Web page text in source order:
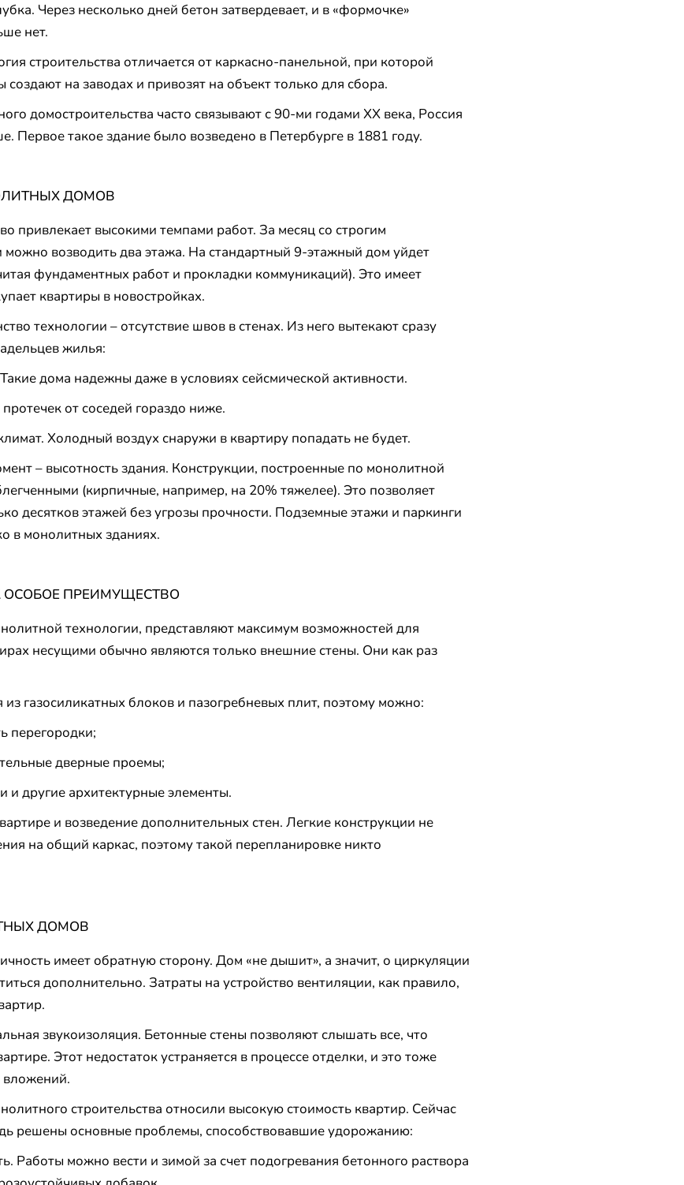
Через несколько дней бетон затвердевает, и в «формочке»
нет.
строительства отличается от каркасно-панельной, при которой
создают на заводах и привозят на объект только для сбора.
домостроительства часто связывают с 90-ми годами XX века, Россия
Первое такое здание было возведено в Петербурге в 1881 году.
ДОМОВ
привлекает высокими темпами работ. За месяц со строгим
возводить два этажа. На стандартный 9-этажный дом уйдет
фундаментных работ и прокладки коммуникаций). Это имеет
квартиры в новостройках.
технологии – отсутствие швов в стенах. Из него вытекают сразу
жилья:
дома надежны даже в условиях сейсмической активности.
от соседей гораздо ниже.
Холодный воздух снаружи в квартиру попадать не будет.
– высотность здания. Конструкции, построенные по монолитной
(кирпичные, например, на 20% тяжелее). Это позволяет
десятков этажей без угрозы прочности. Подземные этажи и паркинги
в монолитных зданиях.
ОСОБОЕ ПРЕИМУЩЕСТВО
технологии, представляют максимум возможностей для
несущими обычно являются только внешние стены. Они как раз
газосиликатных блоков и пазогребневых плит, поэтому можно:
перегородки;
дверные проемы;
и другие архитектурные элементы.
и возведение дополнительных стен. Легкие конструкции не
на общий каркас, поэтому такой перепланировке никто
ДОМОВ
имеет обратную сторону. Дом «не дышит», а значит, о циркуляции
дополнительно. Затраты на устройство вентиляции, как правило,
звукоизоляция. Бетонные стены позволяют слышать все, что
Этот недостаток устраняется в процессе отделки, и это тоже
вложений.
строительства относили высокую стоимость квартир. Сейчас
решены основные проблемы, способствовавшие удорожанию:
Работы можно вести и зимой за счет подогревания бетонного раствора